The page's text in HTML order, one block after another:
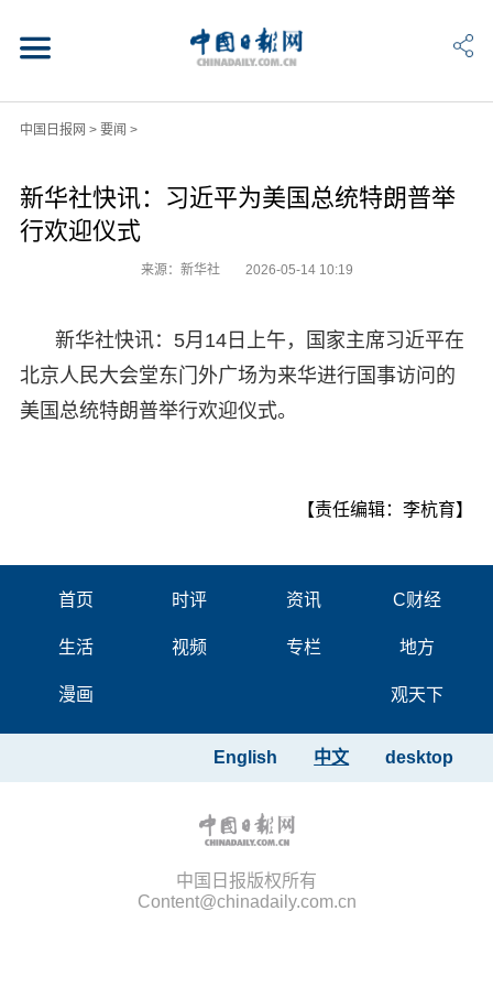
中国日报网 > 要闻 >
新华社快讯：习近平为美国总统特朗普举
行欢迎仪式
来源：新华社 2026-05-14 10:19
新华社快讯：5月14日上午，国家主席习近平在
北京人民大会堂东门外广场为来华进行国事访问的
美国总统特朗普举行欢迎仪式。
【责任编辑：李杭育】
首页 时评 资讯 C财经
生活 视频 专栏 地方
漫画 观天下
desktop
中文
English
中国日报版权所有
Content@chinadaily.com.cn